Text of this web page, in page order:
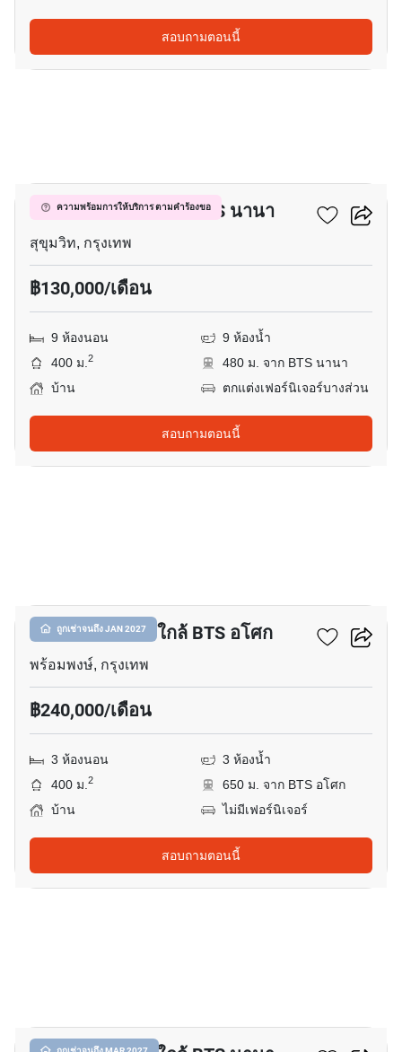
สอบถามตอนนี้
ความพร้อมการให้บริการ ตามคำร้องขอ
บ้าน 9-ห้องนอน ใกล้ BTS นานา
สุขุมวิท, กรุงเทพ
฿130,000/เดือน
9 ห้องนอน
9 ห้องน้ำ
400 ม.2
480 ม. จาก BTS นานา
บ้าน
ตกแต่งเฟอร์นิเจอร์บางส่วน
สอบถามตอนนี้
ถูกเช่าจนถึง JAN 2027
บ้าน 3-ห้องนอน ใกล้ BTS อโศก
พร้อมพงษ์, กรุงเทพ
฿240,000/เดือน
3 ห้องนอน
3 ห้องน้ำ
400 ม.2
650 ม. จาก BTS อโศก
บ้าน
ไม่มีเฟอร์นิเจอร์
สอบถามตอนนี้